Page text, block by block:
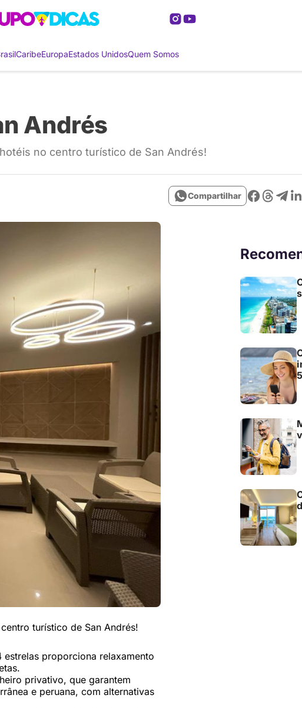
CaribeEuropaEstados UnidosQuem Somos
Andrés
no centro turístico de San Andrés!
Compartilhar
turístico de San Andrés!
estrelas proporciona relaxamento
privativo, que garantem
e peruana, com alternativas